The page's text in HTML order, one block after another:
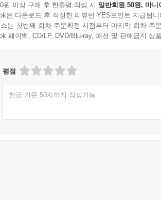
원 이상 구매 후 한줄평 작성 시 일반회원 50원, 마니
은 다운로드 후 작성한 리뷰만 YES포인트 지급됩니
는 첫번째 회차 주문확정 시점부터 마지막 회차 주
페이백, CD/LP, DVD/Blu-ray, 패션 및 판매금지 상
평점
한글 기준 50자까지 작성가능